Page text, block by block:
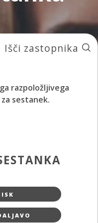
Išči zastopnika
razpoložljivega
sestanek.